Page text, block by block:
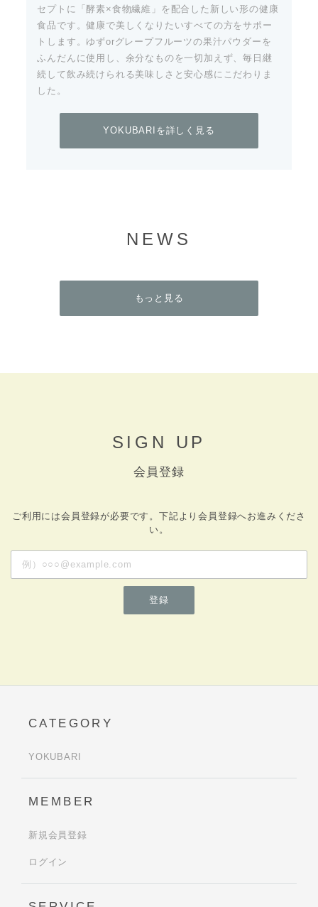
セプトに「酵素×食物繊維」を配合した新しい形の健康
食品です。健康で美しくなりたいすべての方をサポー
トします。ゆずorグレープフルーツの果汁パウダーを
ふんだんに使用し、余分なものを一切加えず、毎日継
続して飲み続けられる美味しさと安心感にこだわりま
した。
YOKUBARIを詳しく見る
NEWS
もっと見る
SIGN UP
会員登録
ご利用には会員登録が必要です。下記より会員登録へお進みくださ
い。
登録
CATEGORY
YOKUBARI
MEMBER
新規会員登録
ログイン